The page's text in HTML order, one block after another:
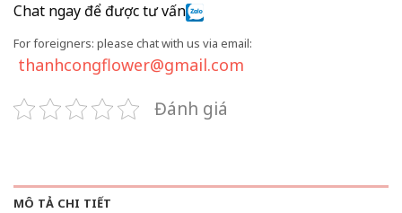
Chat ngay để được tư vấn
For foreigners: please chat with us via email:
thanhcongflower@gmail.com
Đánh giá
MÔ TẢ CHI TIẾT